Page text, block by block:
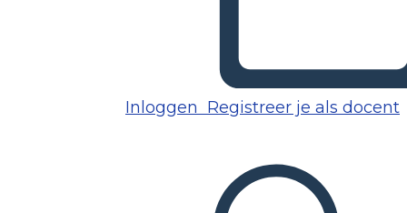
Inloggen Registreer je als docent